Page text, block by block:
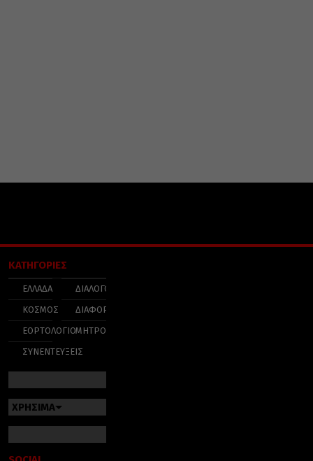
ΚΑΤΗΓΟΡΙΕΣ
ΕΛΛΑΔΑ
ΚΟΣΜΟΣ
ΕΟΡΤΟΛΟΓΙΟ
ΣΥΝΕΝΤΕΥΞΕΙΣ
ΔΙΑΛΟΓΟΣ
ΔΙΑΦΟΡΑ
ΜΗΤΡΟΠΟΛΕΙΣ
ΧΡΗΣΙΜΑ